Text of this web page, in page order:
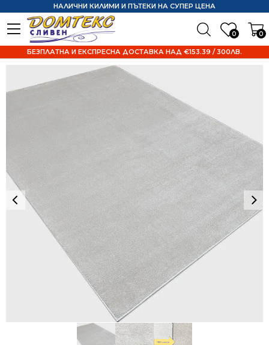
0 0
НАЛИЧНИ КИЛИМИ И ПЪТЕКИ НА СУПЕР ЦЕНА
БЕЗПЛАТНА И ЕКСПРЕСНА ДОСТАВКА НАД €153.39 / 300ЛВ.